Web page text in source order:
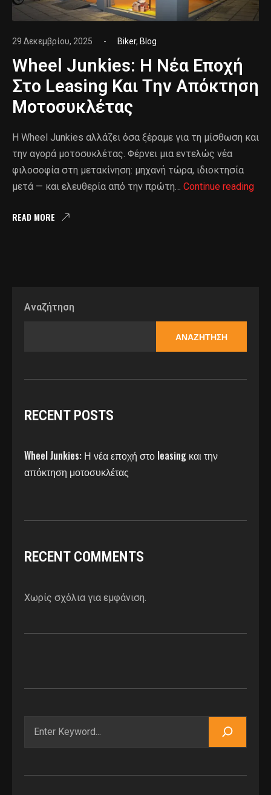
29 Δεκεμβρίου, 2025 Biker, Blog
Wheel Junkies: Η Νέα Εποχή
Στο Leasing Και Την Απόκτηση
Μοτοσυκλέτας
Η Wheel Junkies αλλάζει όσα ξέραμε για τη μίσθωση και
την αγορά μοτοσυκλέτας. Φέρνει μια εντελώς νέα
φιλοσοφία στη μετακίνηση: μηχανή τώρα, ιδιοκτησία
μετά — και ελευθερία από την πρώτη… Continue reading
READ MORE
Αναζήτηση
ΑΝΑΖΉΤΗΣΗ
RECENT POSTS
Wheel Junkies: Η νέα εποχή στο leasing και την
απόκτηση μοτοσυκλέτας
RECENT COMMENTS
Χωρίς σχόλια για εμφάνιση.